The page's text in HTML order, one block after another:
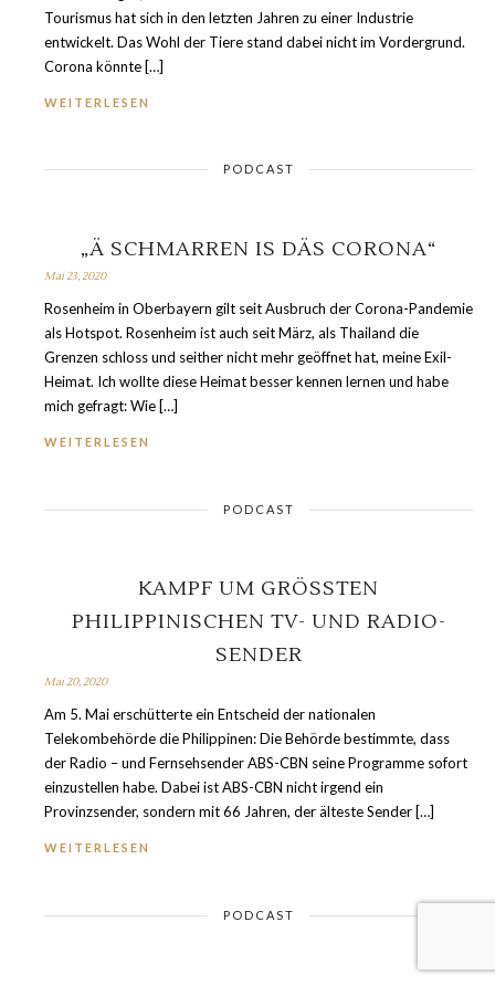
Tourismus hat sich in den letzten Jahren zu einer Industrie
entwickelt. Das Wohl der Tiere stand dabei nicht im Vordergrund.
Corona könnte […]
WEITERLESEN
PODCAST
„Ä SCHMARREN IS DÄS CORONA“
Mai 23, 2020
Rosenheim in Oberbayern gilt seit Ausbruch der Corona-Pandemie
als Hotspot. Rosenheim ist auch seit März, als Thailand die
Grenzen schloss und seither nicht mehr geöffnet hat, meine Exil-
Heimat. Ich wollte diese Heimat besser kennen lernen und habe
mich gefragt: Wie […]
WEITERLESEN
PODCAST
KAMPF UM GRÖSSTEN
PHILIPPINISCHEN TV- UND RADIO-
SENDER
Mai 20, 2020
Am 5. Mai erschütterte ein Entscheid der nationalen
Telekombehörde die Philippinen: Die Behörde bestimmte, dass
der Radio – und Fernsehsender ABS-CBN seine Programme sofort
einzustellen habe. Dabei ist ABS-CBN nicht irgend ein
Provinzsender, sondern mit 66 Jahren, der älteste Sender […]
WEITERLESEN
PODCAST